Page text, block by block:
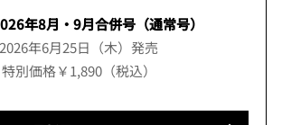
年8月・9月合併号（通常号）
2026年6月25日（木）発売
特別価格￥1,890（税込）